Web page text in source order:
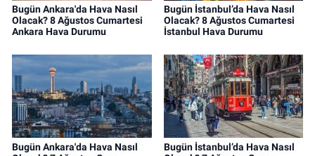
Bugün Ankara'da Hava Nasıl
Olacak? 8 Ağustos Cumartesi
Ankara Hava Durumu
Bugün İstanbul’da Hava Nasıl
Olacak? 8 Ağustos Cumartesi
İstanbul Hava Durumu
Bugün Ankara'da Hava Nasıl
Bugün İstanbul’da Hava Nasıl